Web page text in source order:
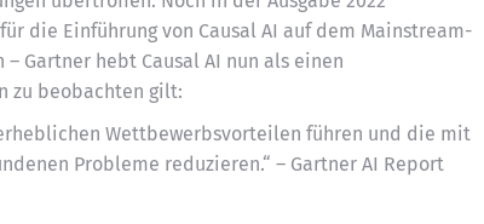
die Einführung von Causal AI auf dem Mainstream-
Gartner hebt Causal AI nun als einen
zu beobachten gilt:
Wettbewerbsvorteilen führen und die mit
Probleme reduzieren.“ – Gartner AI Report